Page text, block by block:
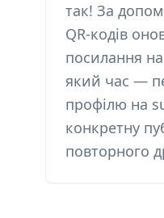
так! За
QR-кодів
посилання
який час —
профілю на
конкретну
повторного